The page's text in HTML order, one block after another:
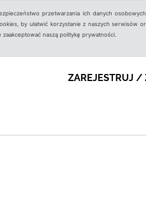
przetwarzania ich danych
by ułatwić korzystanie z naszych serwisów
naszą politykę prywatności.
ZAREJESTRUJ /